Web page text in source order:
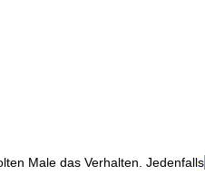
Male das Verhalten. Jedenfalls